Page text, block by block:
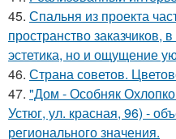
45. Спальня из проекта
пространство заказчиков,
эстетика, но и ощущение
46. Страна советов.
47. "Дом - Особняк
Устюг, ул. красная, 96) -
регионального значения.